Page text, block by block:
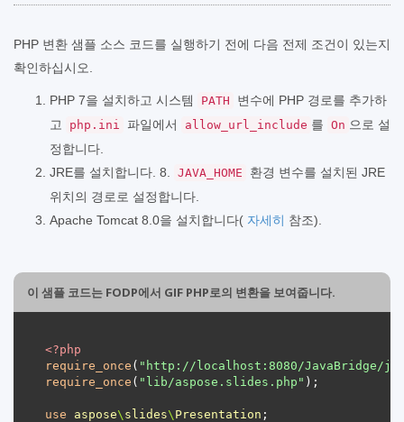
PHP 변환 샘플 소스 코드를 실행하기 전에 다음 전제 조건이 있는지
확인하십시오.
PHP 7을 설치하고 시스템 PATH
변수에 PHP 경로를 추가하
고
php.ini 파일에서 allow_url_include 를 On 으로 설
정합니다.
JRE를 설치합니다. 8.
JAVA_HOME
환경 변수를 설치된 JRE
위치의 경로로 설정합니다.
Apache Tomcat 8.0을 설치합니다( 자세히 참조).
이 샘플 코드는 FODP에서 GIF PHP로의 변환을 보여줍니다.
<?php
require_once ( "http://localhost:8080/JavaBridge/
require_once ( "lib/aspose.slides.php"
use aspose\ slides\ Presentation